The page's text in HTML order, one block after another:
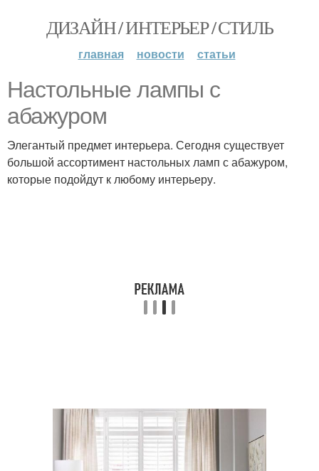
ДИЗАЙН / ИНТЕРЬЕР / СТИЛЬ
главная новости статьи
Настольные лампы с
абажуром
Элегантый предмет интерьера. Сегодня существует
большой ассортимент настольных ламп с абажуром,
которые подойдут к любому интерьеру.